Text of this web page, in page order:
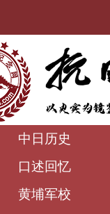
中日历史
口述回忆
黄埔军校